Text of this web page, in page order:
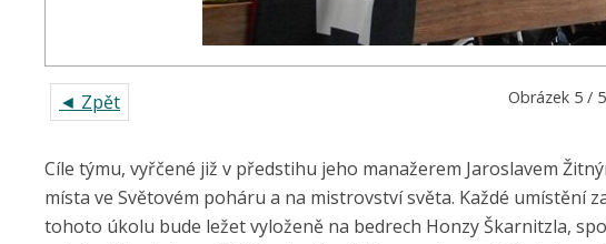
◄ Zpět Obrázek 5 / 5
Cíle týmu, vyřčené již v předstihu jeho manažerem Jaroslavem
místa ve Světovém poháru a na mistrovství světa. Každé umístění
tohoto úkolu bude ležet vyloženě na bedrech Honzy Škarnitzla,